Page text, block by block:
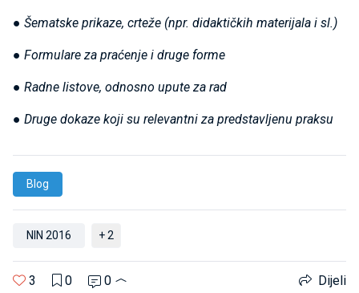
● Šematske prikaze, crteže (npr. didaktičkih materijala i sl.)
● Formulare za praćenje i druge forme
● Radne listove, odnosno upute za rad
● Druge dokaze koji su relevantni za predstavljenu praksu
Blog
NIN 2016 + 2
3 0 0 Dijeli